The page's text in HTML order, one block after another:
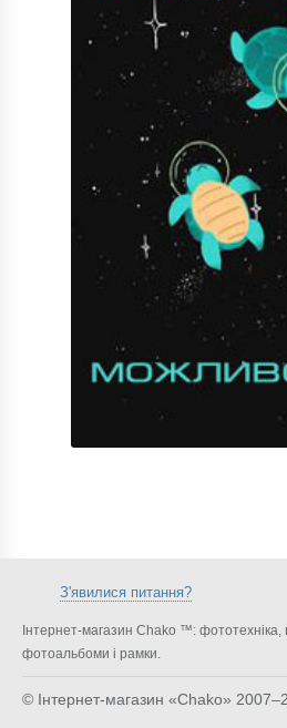
З'явилися питання?
Інтернет-магазин Chako ™: фототехніка,
фотоальбоми і рамки.
© Інтернет-магазин «Chako»